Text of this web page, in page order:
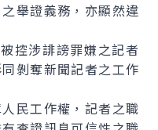
舉證義務，亦顯然違
控涉誹謗罪嫌之記者
剝奪新聞記者之工作
民工作權，記者之職